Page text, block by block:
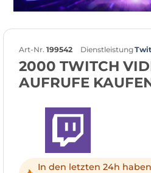
Art-Nr. 199542 Dienstleistung
2000 TWITCH
AUFRUFE
In den letzten 24h